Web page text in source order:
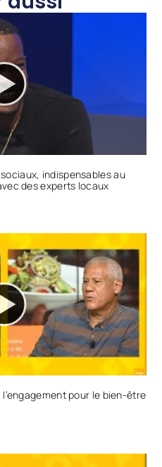
sociaux, indispensables au
des experts locaux
pour le bien-être